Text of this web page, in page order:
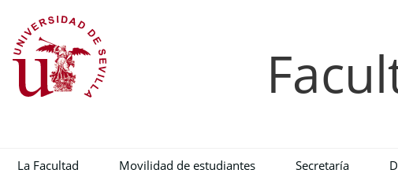
La Facultad Movilidad de estudiantes Secretaría